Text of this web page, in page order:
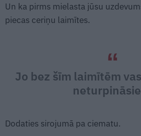
Un ka pirms mielasta jūsu
piecas ceriņu laimītes.
Jo bez šīm laimītēm
Dodaties sirojumā pa ciematu.